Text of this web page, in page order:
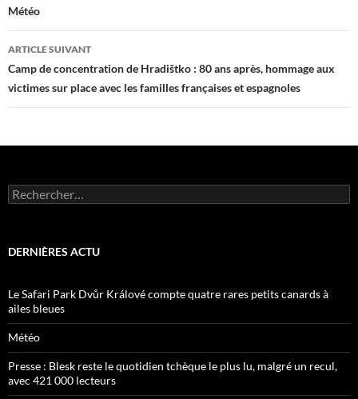
des
articles
Météo
ARTICLE SUIVANT
Camp de concentration de Hradištko : 80 ans après, hommage aux
victimes sur place avec les familles françaises et espagnoles
Rechercher :
DERNIÈRES ACTU
Le Safari Park Dvůr Králové compte quatre rares petits canards à
ailes bleues
Météo
Presse : Blesk reste le quotidien tchèque le plus lu, malgré un recul,
avec 421 000 lecteurs